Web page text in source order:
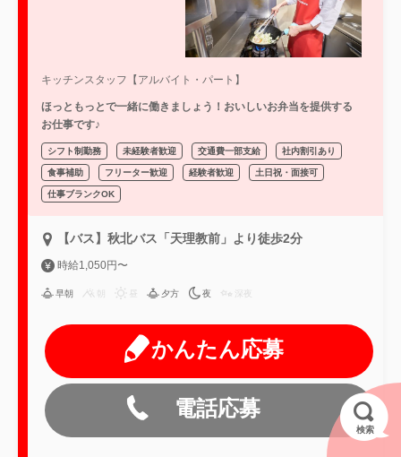
キッチンスタッフ【アルバイト・パート】
ほっともっとで一緒に働きましょう！おいしいお弁当を提供する
お仕事です♪
シフト制勤務 未経験者歓迎 交通費一部支給 社内割引あり
食事補助 フリーター歓迎 経験者歓迎 土日祝・面接可
仕事ブランクOK
【バス】秋北バス「天理教前」より徒歩2分
時給1,050円〜
早朝 夕方 夜 深夜
かんたん応募
電話応募
検索